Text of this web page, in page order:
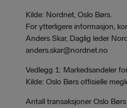
Kilde: Nordnet, Oslo Børs.
For ytterligere informasjon,
Anders Skar, Daglig leder
anders.skar@nordnet.no
Vedlegg 1: Markedsandeler
Kilde: Oslo Børs offisielle
Antall transaksjoner Oslo Børs